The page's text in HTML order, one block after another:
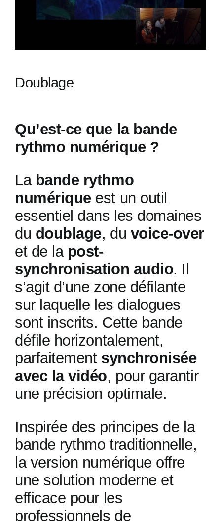
Doublage
Qu’est-ce que la bande
rythmo numérique ?
La bande rythmo
numériqueest un outil
essentiel dans les domaines
du doublage, du voice-over
et de la post-
synchronisation audio. Il
s’agit d’une zone défilante
sur laquelle les dialogues
sont inscrits. Cette bande
défile horizontalement,
parfaitement synchronisée
avec la vidéo, pour garantir
une précision optimale.
Inspirée des principes de la
bande rythmo traditionnelle,
la version numérique offre
une solution moderne et
efficace pour les
professionnels de